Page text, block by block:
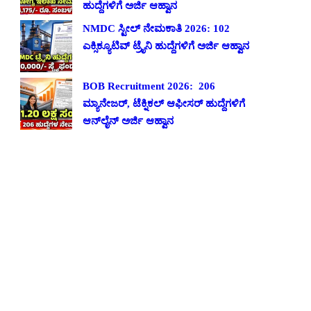
ಹುದ್ದೆಗಳಿಗೆ ಅರ್ಜಿ ಆಹ್ವಾನ
NMDC ಸ್ಟೀಲ್ ನೇಮಕಾತಿ 2026: 102
ಎಕ್ಸಿಕ್ಯೂಟಿವ್ ಟ್ರೈನಿ ಹುದ್ದೆಗಳಿಗೆ ಅರ್ಜಿ ಆಹ್ವಾನ
BOB Recruitment 2026: 206
ಮ್ಯಾನೇಜರ್, ಟೆಕ್ನಿಕಲ್ ಆಫೀಸರ್ ಹುದ್ದೆಗಳಿಗೆ
ಆನ್‌ಲೈನ್ ಅರ್ಜಿ ಆಹ್ವಾನ